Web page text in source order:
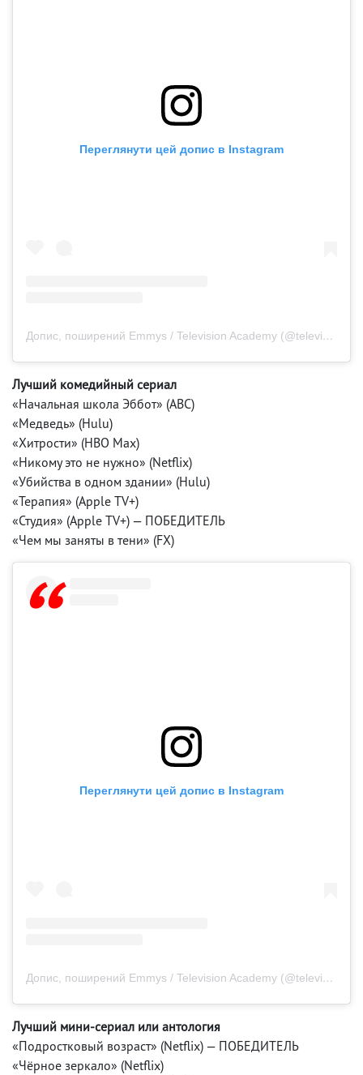
Переглянути цей допис в Instagram
Допис, поширений Emmys / Television Academy (@televisionacad)
Лучший комедийный сериал
«Начальная школа Эббот» (ABC)
«Медведь» (Hulu)
«Хитрости» (HBO Max)
«Никому это не нужно» (Netflix)
«Убийства в одном здании» (Hulu)
«Терапия» (Apple TV+)
«Студия» (Apple TV+) — ПОБЕДИТЕЛЬ
«Чем мы заняты в тени» (FX)
Переглянути цей допис в Instagram
Допис, поширений Emmys / Television Academy (@televisionacad)
Лучший мини-сериал или антология
«Подростковый возраст» (Netflix) — ПОБЕДИТЕЛЬ
«Чёрное зеркало» (Netflix)